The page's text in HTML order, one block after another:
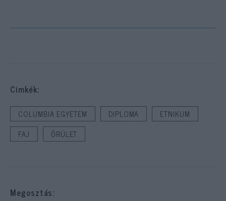
Cimkék:
COLUMBIA EGYETEM DIPLOMA
ETNIKUM
FAJ
ŐRÜLET
Megosztás: